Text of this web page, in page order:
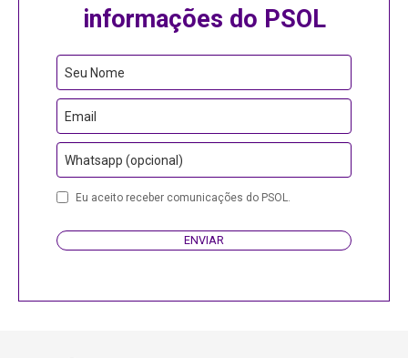
informações do PSOL
Seu Nome
Email
Whatsapp (opcional)
YourEu aceito receber comunicações do PSOL.
ENVIAR